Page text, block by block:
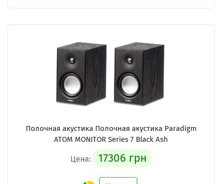
Полочная акустика Полочная акустика Paradigm
ATOM MONITOR Series 7 Black Ash
Цена: 17306 грн